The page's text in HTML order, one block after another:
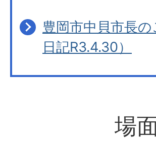
豊岡市中貝市長
日記R3.4.30）
場